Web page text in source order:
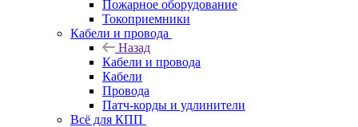
Пожарное оборудование
Токоприемники
Кабели и провода
Назад
Кабели и провода
Кабели
Провода
Патч-корды и удлинители
Всё для КПП